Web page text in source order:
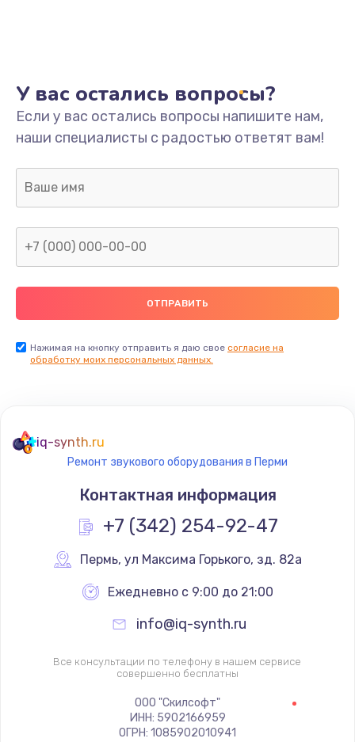
Не включается
1400 руб.
Заказать
Нет звука
800 руб.
Не видит флешку
400 руб.
Заказать
900 руб.
Заказать
900 руб.
Заказать
Не работает
Заказать
У вас остались вопросы?
Если у вас остались вопросы напишите нам,
наши специалисты с радостью ответят вам!
Нажимая на кнопку отправить я даю свое согласие на
обработку моих персональных данных.
iq-synth.ru
Ремонт звукового оборудования в Перми
Контактная информация
+7 (342) 254-92-47
Пермь, ул Максима Горького, зд. 82а
Ежедневно с 9:00 до 21:00
info@iq-synth.ru
Все консультации по телефону в нашем сервисе
совершенно бесплатны
ООО "Скилсофт"
ИНН: 5902166959
ОГРН: 1085902010941